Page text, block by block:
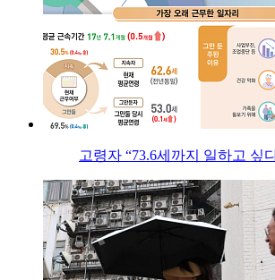
고령자 “73.6세까지 일하고 싶